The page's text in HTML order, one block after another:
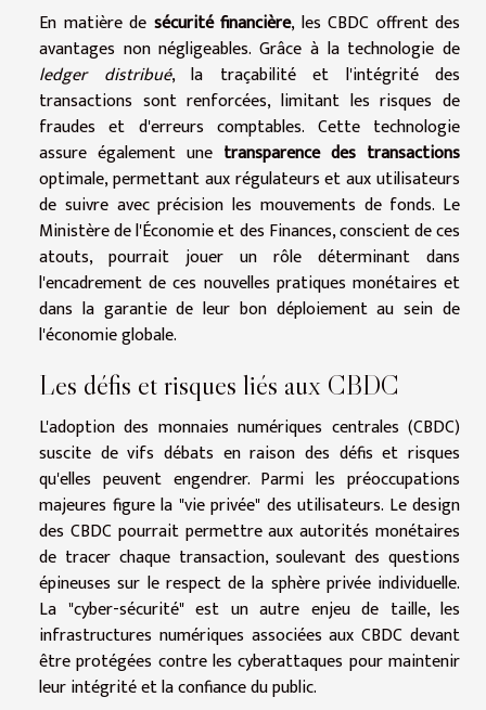
En matière de sécurité financière, les CBDC offrent des
avantages non négligeables. Grâce à la technologie de
ledger distribué, la traçabilité et l'intégrité des
transactions sont renforcées, limitant les risques de
fraudes et d'erreurs comptables. Cette technologie
assure également une transparence des transactions
optimale, permettant aux régulateurs et aux utilisateurs
de suivre avec précision les mouvements de fonds. Le
Ministère de l'Économie et des Finances, conscient de ces
atouts, pourrait jouer un rôle déterminant dans
l'encadrement de ces nouvelles pratiques monétaires et
dans la garantie de leur bon déploiement au sein de
l'économie globale.
Les défis et risques liés aux CBDC
L'adoption des monnaies numériques centrales (CBDC)
suscite de vifs débats en raison des défis et risques
qu'elles peuvent engendrer. Parmi les préoccupations
majeures figure la "vie privée" des utilisateurs. Le design
des CBDC pourrait permettre aux autorités monétaires
de tracer chaque transaction, soulevant des questions
épineuses sur le respect de la sphère privée individuelle.
La "cyber-sécurité" est un autre enjeu de taille, les
infrastructures numériques associées aux CBDC devant
être protégées contre les cyberattaques pour maintenir
leur intégrité et la confiance du public.